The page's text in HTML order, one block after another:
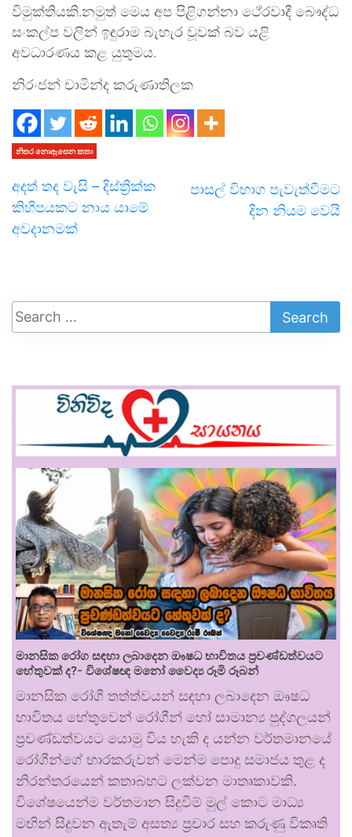
විමුක්තියකි.නමුත් මෙය අප පිළිගන්නා ථේරවාදී බෞද්ධ
සංකල්ප වලින් ඉඳුරාම බැහැර වූවක් බව යළි
අවධාරණය කළ යුතුමය.
නිරංජන් චාමින්ද කරුණාතිලක
නිතර නොඇසෙන කතා
අදත් තද වැසි – දිස්ත්‍රික්ක
කිහිපයකට නාය යාමේ
අවදානමක්
පාසල් විභාග පැවැත්වීමට
දින නියම වෙයි
මානසික රෝග සඳහා ලබාදෙන ඖෂධ භාවිතය ප්‍රචණ්ඩත්වයට
හේතුවක් ද?- විශේෂඥ මනෝ වෛද්‍ය රූමි රූබන්
මානසික රෝගී තත්ත්වයන් සඳහා ලබාදෙන ඖෂධ
භාවිතය හේතුවෙන් රෝගීන් හෝ සාමාන්‍ය පුද්ගලයන්
ප්‍රචණ්ඩත්වයට යොමු විය හැකි ද යන්න වර්තමානයේ
රෝගීන්ගේ භාරකරුවන් මෙන්ම පොදු සමාජය තුළ ද
නිරන්තරයෙන් කතාබහට ලක්වන මාතෘකාවකි.
විශේෂයෙන්ම වර්තමාන සිදුවීම් මුල් කොට මාධ්‍ය
මඟින් සිදුවන ඇතැම් අසත්‍ය ප්‍රචාර සහ කරුණු විකෘති